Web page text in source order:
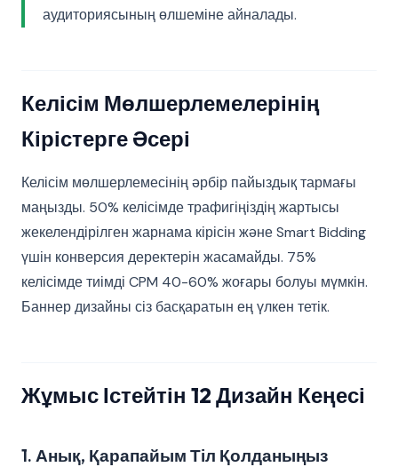
аудиториясының өлшеміне айналады.
Келісім Мөлшерлемелерінің
Кірістерге Әсері
Келісім мөлшерлемесінің әрбір пайыздық тармағы
маңызды. 50% келісімде трафигіңіздің жартысы
жекелендірілген жарнама кірісін және Smart Bidding
үшін конверсия деректерін жасамайды. 75%
келісімде тиімді CPM 40-60% жоғары болуы мүмкін.
Баннер дизайны сіз басқаратын ең үлкен тетік.
Жұмыс Істейтін 12 Дизайн Кеңесі
1. Анық, Қарапайым Тіл Қолданыңыз